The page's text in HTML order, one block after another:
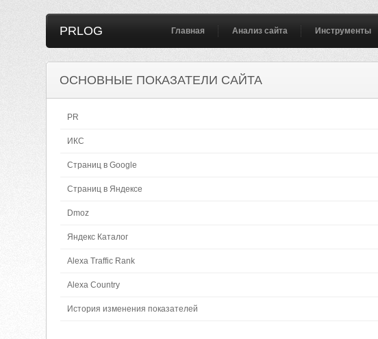
PRLOG Главная Анализ сайта Инструменты
ОСНОВНЫЕ ПОКАЗАТЕЛИ САЙТА
PR
ИКС
Страниц в Google
Страниц в Яндексе
Dmoz
Яндекс Каталог
Alexa Traffic Rank
Alexa Country
История изменения показателей